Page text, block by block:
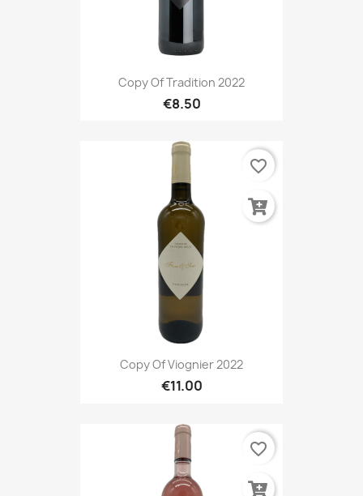
Copy Of Tradition 2022
€8.50
Copy Of Viognier 2022
€11.00
favorite_border
favorite_border